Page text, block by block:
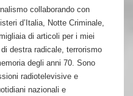
collaborando con
d’Italia, Notte Criminale,
di articoli per i miei
destra radicale, terrorismo
degli anni 70. Sono
radiotelevisive e
nazionali e